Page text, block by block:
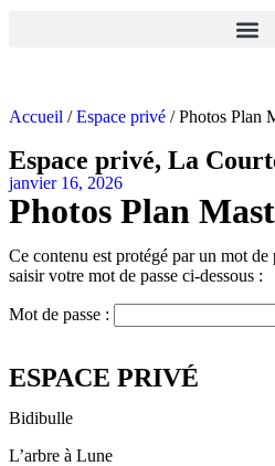
Accueil /Espace privé / Photos Plan
Espace privé, La
janvier 16, 2026
Photos Plan
Ce contenu est protégé par un mot
saisir votre mot de passe ci-dessous :
Mot de passe :
ESPACE PRIVÉ
Bidibulle
L’arbre à Lune